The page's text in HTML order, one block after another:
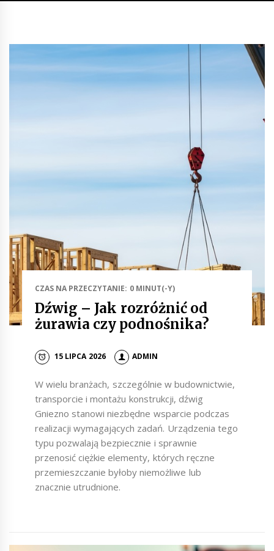
CZAS NA PRZECZYTANIE: 0 MINUT(-Y)
Dźwig – Jak rozróżnić od
żurawia czy podnośnika?
15 LIPCA 2026 ADMIN
W wielu branżach, szczególnie w budownictwie,
transporcie i montażu konstrukcji, dźwig
Gniezno stanowi niezbędne wsparcie podczas
realizacji wymagających zadań. Urządzenia tego
typu pozwalają bezpiecznie i sprawnie
przenosić ciężkie elementy, których ręczne
przemieszczanie byłoby niemożliwe lub
znacznie utrudnione.